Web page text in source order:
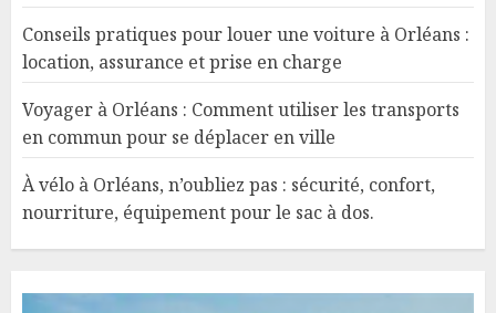
Conseils pratiques pour louer une voiture à Orléans :
location, assurance et prise en charge
Voyager à Orléans : Comment utiliser les transports
en commun pour se déplacer en ville
À vélo à Orléans, n’oubliez pas : sécurité, confort,
nourriture, équipement pour le sac à dos.